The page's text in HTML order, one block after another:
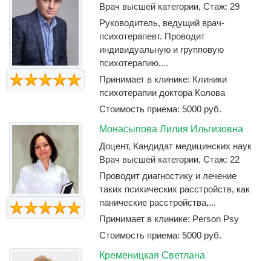
Врач высшей категории, Стаж: 29
Руководитель, ведущий врач-
психотерапевт. Проводит
индивидуальную и групповую
психотерапию,...
Принимает в клинике: Клиники
психотерапии доктора Колова
Стоимость приема: 5000 руб.
Монасыпова Лилия Ильгизовна
Доцент, Кандидат медицинских наук
Врач высшей категории, Стаж: 22
Проводит диагностику и лечение
таких психических расстройств, как
панические расстройства,...
Принимает в клинике: Person Psy
Стоимость приема: 5000 руб.
Кременицкая Светлана